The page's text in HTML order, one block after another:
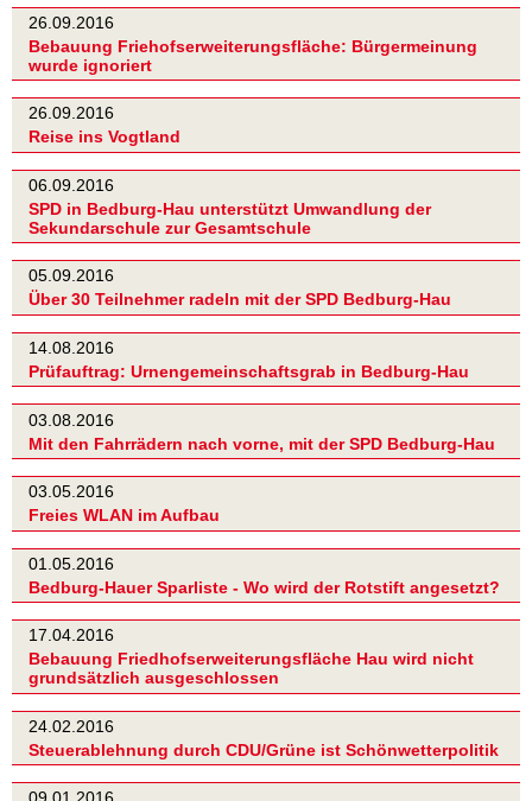
26.09.2016
Bebauung Friehofserweiterungsfläche: Bürgermeinung
wurde ignoriert
26.09.2016
Reise ins Vogtland
06.09.2016
SPD in Bedburg-Hau unterstützt Umwandlung der
Sekundarschule zur Gesamtschule
05.09.2016
Über 30 Teilnehmer radeln mit der SPD Bedburg-Hau
14.08.2016
Prüfauftrag: Urnengemeinschaftsgrab in Bedburg-Hau
03.08.2016
Mit den Fahrrädern nach vorne, mit der SPD Bedburg-Hau
03.05.2016
Freies WLAN im Aufbau
01.05.2016
Bedburg-Hauer Sparliste - Wo wird der Rotstift angesetzt?
17.04.2016
Bebauung Friedhofserweiterungsfläche Hau wird nicht
grundsätzlich ausgeschlossen
24.02.2016
Steuerablehnung durch CDU/Grüne ist Schönwetterpolitik